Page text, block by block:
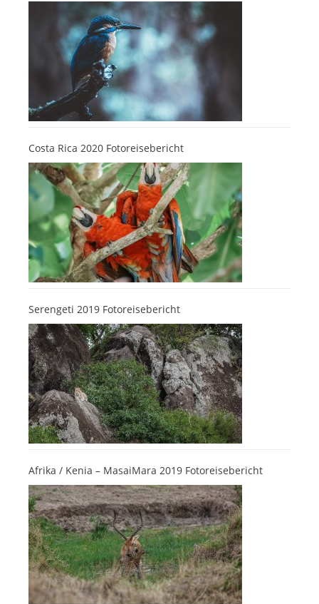
Costa Rica 2020 Fotoreisebericht
Serengeti 2019 Fotoreisebericht
Afrika / Kenia – MasaiMara 2019 Fotoreisebericht